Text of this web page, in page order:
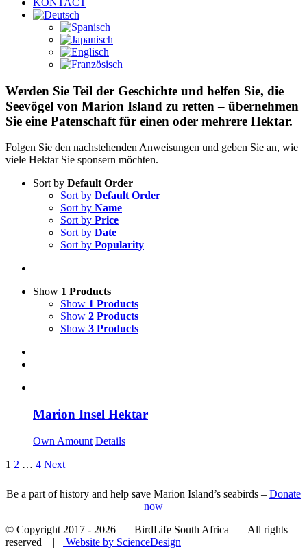
KONTACT
Werden Sie Teil der Geschichte und helfen Sie, die
Seevögel von Marion Island zu retten – übernehmen
Sie eine Patenschaft für einen oder mehrere Hektar.
Folgen Sie den nachstehenden Anweisungen und geben Sie an, wie
viele Hektar Sie sponsern möchten.
Sort by Default Order
Sort by Default Order
Sort by Name
Sort by Price
Sort by Date
Sort by Popularity
Show 1 Products
Show 1 Products
Show 2 Products
Show 3 Products
Marion Insel Hektar
Own Amount Details
1 2 … 4 Next
Be a part of history and help save Marion Island’s seabirds – Donate
now
© Copyright 2017 - 2026 | BirdLife South Africa | All rights
reserved |
Website by ScienceDesign